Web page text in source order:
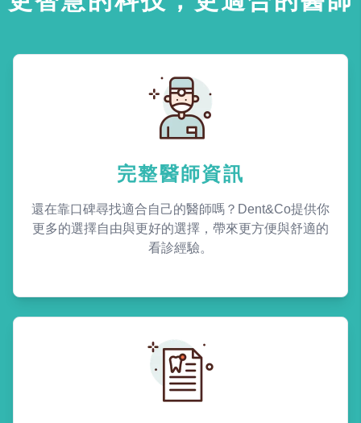
完整醫師資訊
還在靠口碑尋找適合自己的醫師嗎？Dent&Co提供你
更多的選擇自由與更好的選擇，帶來更方便與舒適的
看診經驗。